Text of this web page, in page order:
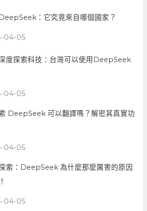
：它究竟來自哪個國家？
04-05
度探索科技：台灣可以使用DeepSeek
04-05
索 DeepSeek 可以翻譯嗎？解密其真實功
04-05
索：DeepSeek 為什麼那麼厲害的原因
04-05